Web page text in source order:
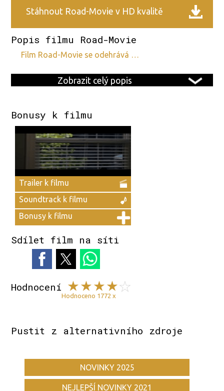
Stáhnout Road-Movie v HD kvalitě
Popis filmu Road-Movie
film Road-Movie se odehrává …
Zobrazit celý popis
Bonusy k filmu
Trailer k filmu
Soundtrack k filmu
Bonusy k filmu
Sdílet film na síti
Hodnocení
Hodnoceno 1772 x
Pustit z alternativního zdroje
NOVINKY 2025
NEJLEPŠÍ NOVINKY 2021